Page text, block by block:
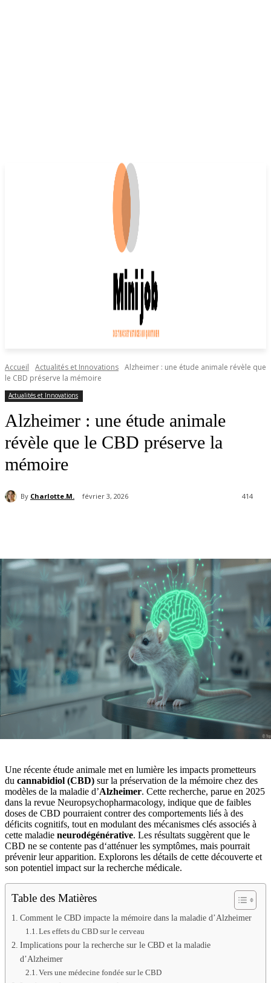
Accueil Actualités et Innovations Alzheimer : une étude animale révèle que
le CBD préserve la mémoire
Actualités et Innovations
Alzheimer : une étude animale
révèle que le CBD préserve la
mémoire
By Charlotte.M. février 3, 2026 414
Une récente étude animale met en lumière les impacts prometteurs
du cannabidiol (CBD) sur la préservation de la mémoire chez des
modèles de la maladie d’Alzheimer. Cette recherche, parue en 2025
dans la revue Neuropsychopharmacology, indique que de faibles
doses de CBD pourraient contrer des comportements liés à des
déficits cognitifs, tout en modulant des mécanismes clés associés à
cette maladie neurodégénérative. Les résultats suggèrent que le
CBD ne se contente pas d‘atténuer les symptômes, mais pourrait
prévenir leur apparition. Explorons les détails de cette découverte et
son potentiel impact sur la recherche médicale.
Table des Matières
Comment le CBD impacte la mémoire dans la maladie d’Alzheimer
Les effets du CBD sur le cerveau
Implications pour la recherche sur le CBD et la maladie
d’Alzheimer
Vers une médecine fondée sur le CBD